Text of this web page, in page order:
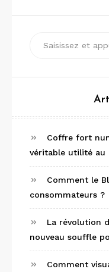
Coffre fort
véritable utilité au
Comment le
consommateurs ?
La révolution
nouveau souffle
Comment